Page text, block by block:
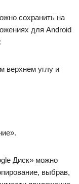
сохранить на
для Android
верхнем углу и
Диск» можно
выбрав,